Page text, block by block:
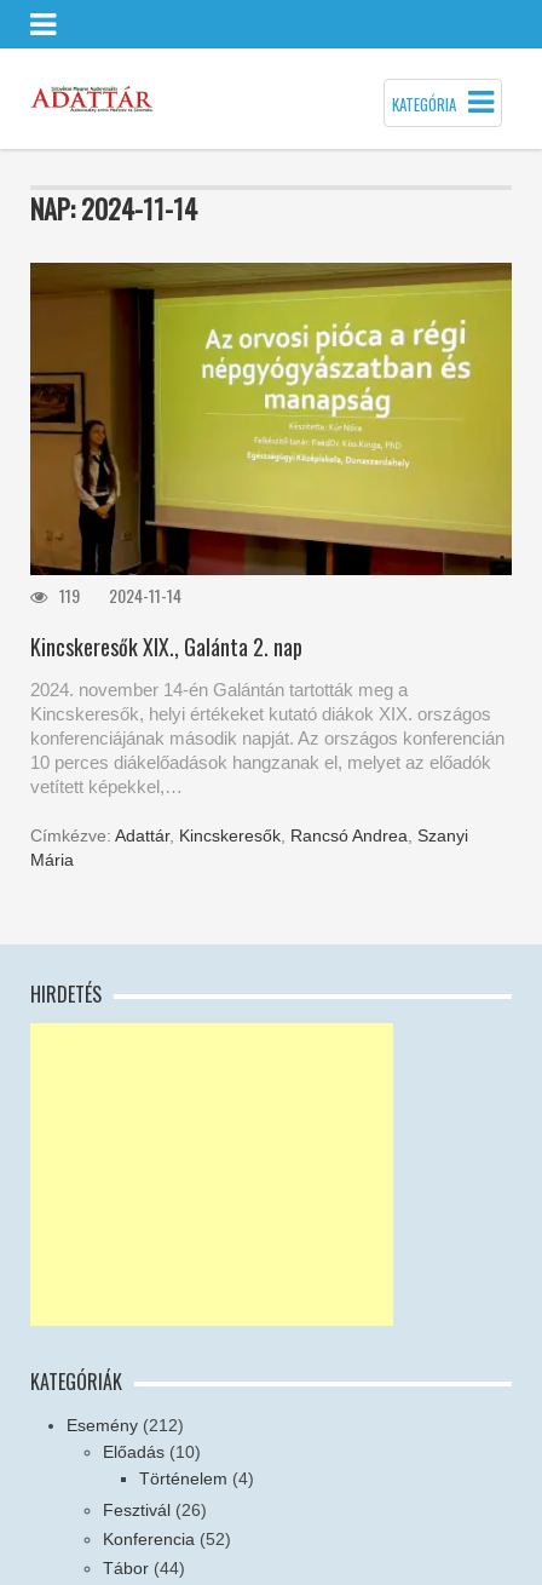
KATEGÓRIA
NAP:2024-11-14
119 2024-11-14
Kincskeresők XIX., Galánta 2. nap
2024. november 14-én Galántán tartották meg a
Kincskeresők, helyi értékeket kutató diákok XIX. országos
konferenciájának második napját. Az országos konferencián
10 perces diákelőadások hangzanak el, melyet az előadók
vetített képekkel,…
Címkézve: Adattár, Kincskeresők, Rancsó Andrea, Szanyi
Mária
HIRDETÉS
KATEGÓRIÁK
Esemény (212)
Előadás (10)
Történelem (4)
Fesztivál (26)
Konferencia (52)
Tábor (44)